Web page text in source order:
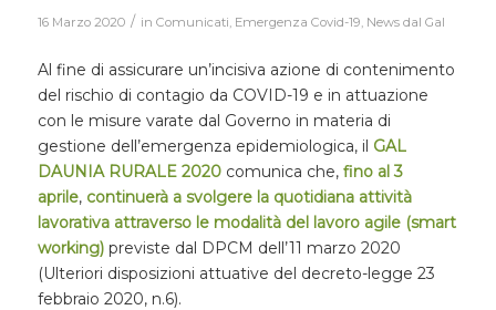
16 Marzo 2020 / in Comunicati Emergenza Covid-19 News dal Gal
Al fine di assicurare un’incisiva azione di contenimento
del rischio di contagio da COVID-19 e in attuazione
con le misure varate dal Governo in materia di
gestione dell’emergenza epidemiologica, il GAL
DAUNIA RURALE 2020comunica che, fino al 3
aprile, continuerà a svolgere la quotidiana attività
lavorativa attraverso le modalità del lavoro agile (smart
working)previste dal DPCM dell’11 marzo 2020
(Ulteriori disposizioni attuative del decreto-legge 23
febbraio 2020, n.6).